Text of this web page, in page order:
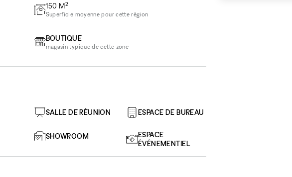
150 M2
Superficie moyenne pour cette région
BOUTIQUE
magasin typique de cette zone
SALLE DE RÉUNION ESPACE DE BUREAU
SHOWROOM
ESPACE
ÉVÉNEMENTIEL